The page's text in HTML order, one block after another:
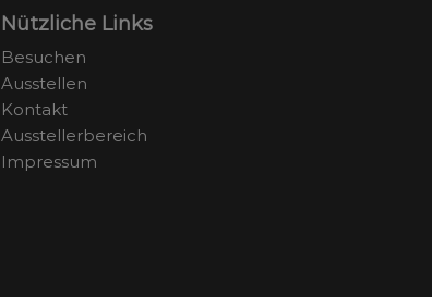
Nützliche Links
Besuchen
Ausstellen
Kontakt
Ausstellerbereich
Impressum